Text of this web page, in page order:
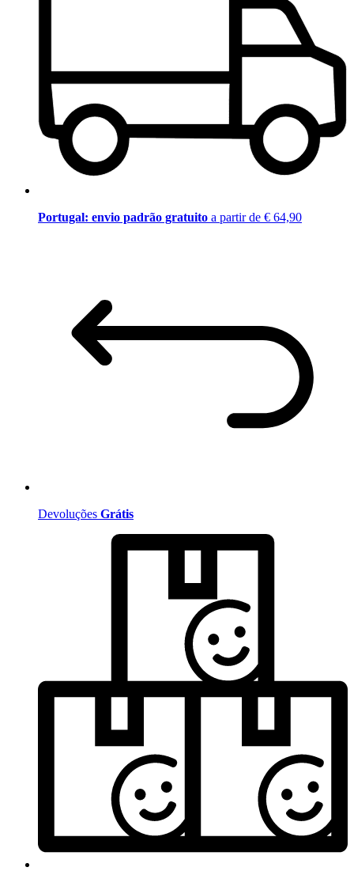
Portugal: envio padrão gratuito a partir de € 64,90
Devoluções Grátis